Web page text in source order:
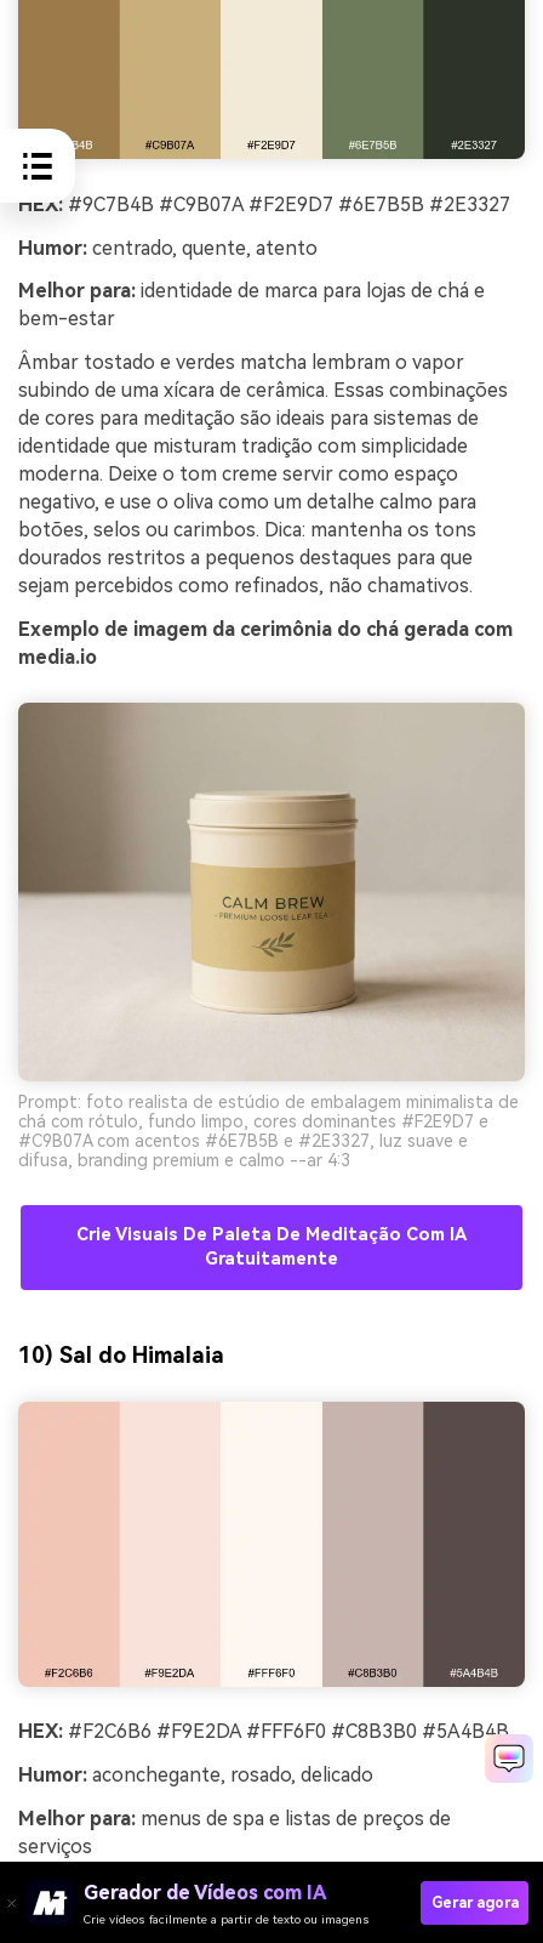
HEX: #9C7B4B #C9B07A #F2E9D7 #6E7B5B #2E3327
Humor: centrado, quente, atento
Melhor para: identidade de marca para lojas de chá e
bem-estar
Âmbar tostado e verdes matcha lembram o vapor
subindo de uma xícara de cerâmica. Essas combinações
de cores para meditação são ideais para sistemas de
identidade que misturam tradição com simplicidade
moderna. Deixe o tom creme servir como espaço
negativo, e use o oliva como um detalhe calmo para
botões, selos ou carimbos. Dica: mantenha os tons
dourados restritos a pequenos destaques para que
sejam percebidos como refinados, não chamativos.
Exemplo de imagem da cerimônia do chá gerada com
media.io
Prompt: foto realista de estúdio de embalagem minimalista de
chá com rótulo, fundo limpo, cores dominantes #F2E9D7 e
#C9B07A com acentos #6E7B5B e #2E3327, luz suave e
difusa, branding premium e calmo --ar 4:3
Crie Visuais De Paleta De Meditação Com IA
Gratuitamente
10) Sal do Himalaia
HEX: #F2C6B6 #F9E2DA #FFF6F0 #C8B3B0 #5A4B4B
Humor: aconchegante, rosado, delicado
Melhor para: menus de spa e listas de preços de
serviços
O sal rosado e tons de leite lembram toalhas quentes e
respiração tranquila. Use esse conjunto para menus,
Gerador de Vídeos com IA
Crie vídeos facilmente a partir de texto ou imagens
Gerar agora